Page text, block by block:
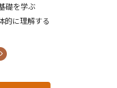
礎を学ぶ
的に理解する